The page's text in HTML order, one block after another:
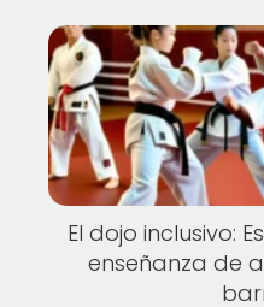
El dojo inclusivo:
enseñanza de